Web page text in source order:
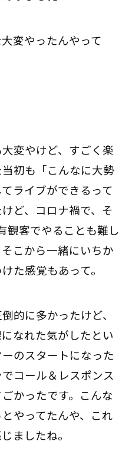
変やったんやって
変やけど、すごく楽
初も「こんなに大勢
ライブができるって
ど、コロナ禍で、そ
観客でやることも難し
こから一緒にいちか
た感覚もあって。
的に多かったけど、
なれた気がしたとい
のスタートになった
コール＆レスポンス
かったです。こんな
やってたんや、これ
ましたね。